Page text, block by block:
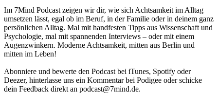
Im 7Mind Pod­cast zeigen wir dir, wie sich Acht­sam­keit im Alltag
umset­zen lässt, egal ob im Beruf, in der Fami­lie oder in deinem ganz
per­sön­li­chen Alltag. Mal mit hand­fes­ten Tipps aus Wis­sen­schaft und
Psy­cho­lo­gie, mal mit spannenden Interviews – oder mit einem
Augen­zwin­kern. Moderne Acht­sam­keit, mitten aus Berlin und
mitten im Leben!
Abon­niere und bewerte den Pod­cast bei iTunes, Spo­tify oder
Deezer, hin­ter­lasse uns ein Kom­men­tar bei Podigee oder schi­cke
dein Feed­back direkt an podcast@​7​mind.​de.